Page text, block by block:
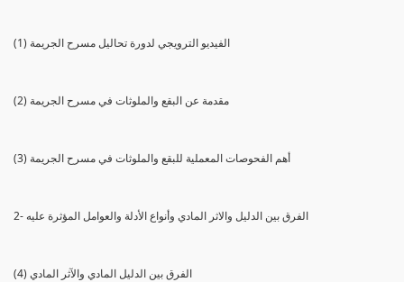
(1) الفيديو الترويجي لدورة تحاليل مسرح الجريمة
(2) مقدمة عن البقع والملوثات في مسرح الجريمة
(3) أهم الفحوصات المعملية للبقع والملوثات في مسرح الجريمة
2- الفرق بين الدليل والاثر المادي وأنواع الأدلة والعوامل المؤثرة عليه
(4) الفرق بين الدليل المادي والآثر المادي